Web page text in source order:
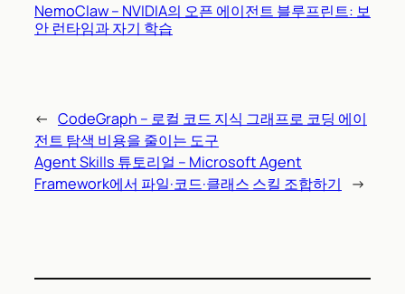
NemoClaw – NVIDIA의 오픈 에이전트 블루프린트: 보
안 런타임과 자기 학습
← CodeGraph – 로컬 코드 지식 그래프로 코딩 에이
전트 탐색 비용을 줄이는 도구
Agent Skills 튜토리얼 – Microsoft Agent
Framework에서 파일·코드·클래스 스킬 조합하기
→